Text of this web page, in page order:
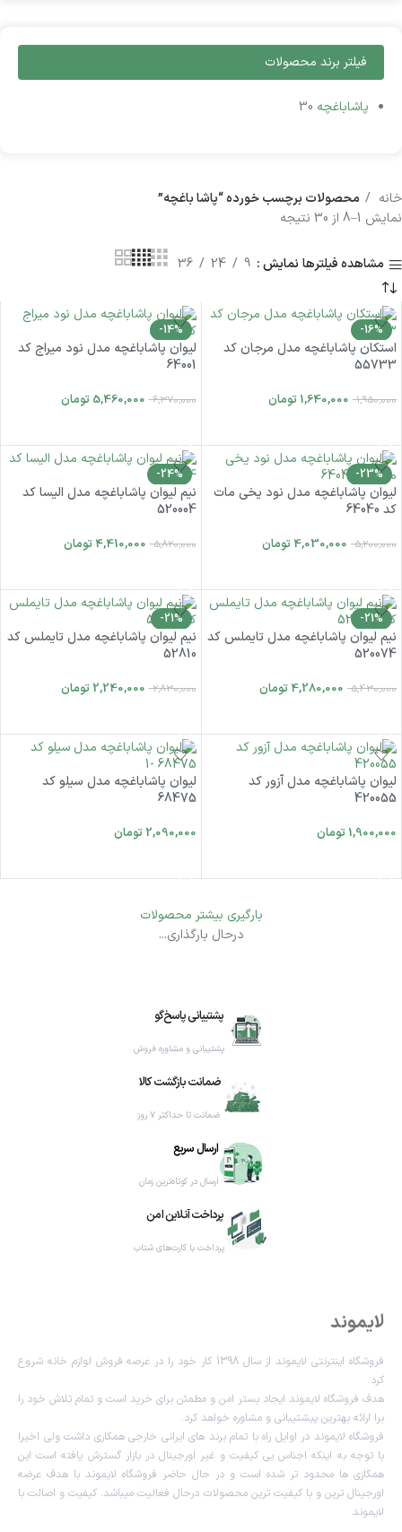
فیلتر برند محصولات
پاشاباغچه 30
خانه
محصولات برچسب خورده “پاشا باغچه”
نمایش 1–8 از 30 نتیجه
مشاهده فیلترها نمایش 9
24
36
-16%
استکان پاشاباغچه مدل مرجان کد
55733
1,950,000
1,640,000 تومان
-14%
لیوان پاشاباغچه مدل نود میراج کد
64001
6,370,000
5,460,000 تومان
-23%
لیوان پاشاباغچه مدل نود یخی مات
کد 64040
5,200,000
4,030,000 تومان
-24%
نیم لیوان پاشاباغچه مدل الیسا کد
520004
5,820,000
4,410,000 تومان
-21%
نیم لیوان پاشاباغچه مدل تایملس کد
520074
5,430,000
4,280,000 تومان
-21%
نیم لیوان پاشاباغچه مدل تایملس کد
52810
2,830,000
2,240,000 تومان
لیوان پاشاباغچه مدل آزور کد
420055
1,900,000 تومان
لیوان پاشاباغچه مدل سیلو کد
68475
2,090,000 تومان
بارگیری بیشتر محصولات
درحال بارگذاری...
پرداخت آنلاین امن
پرداخت با کارت‌های شتاب
ارسال سریع
ارسال در کوتاه‌ترین زمان
ضمانت بازگشت کالا
ضمانت تا حداکثر ۷ روز
پشتیبانی پاسخ‌گو
پشتیبانی و مشاوره فروش
لایموند
فروشگاه اینترنتی لایموند از سال 1398 کار خود را در عرصه فروش لوازم خانه شروع
کرد.
هدف فروشگاه لایموند ایجاد بستر امن و مطمئن برای خرید است و تمام تلاش خود را
برا ارائه بهترین پیشتیبانی و مشاوره خواهد کرد.
فروشگاه لایموند در اوایل راه با تمام برند های ایرانی خارجی همکاری داشت ولی اخیرا
با توجه به اینکه اجناس بی کیفیت و غیر اورجینال در بازار گسترش یافته است این
همکاری ها محدود تر شده است و در حال حاضر فروشگاه لایموند با هدف عرضه
اورجینال ترین و با کیفیت ترین محصولات درحال فعالیت میباشد. کیفیت و اصالت با
لایموند